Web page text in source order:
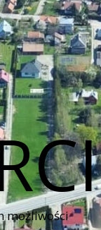
możliwości